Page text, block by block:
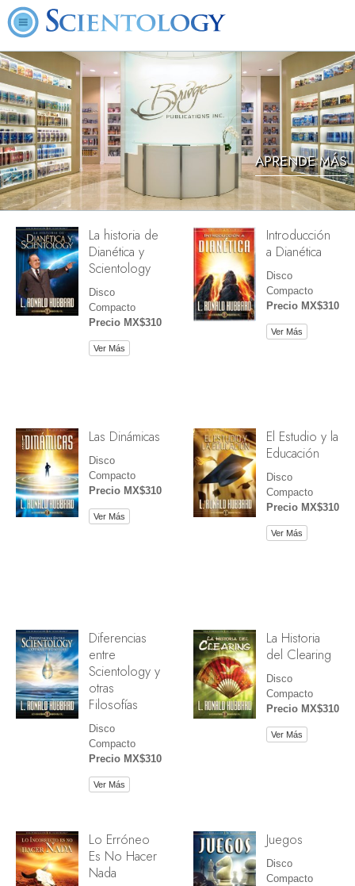
APRENDE MÁS
La historia de
Dianética y
Scientology
Disco
Compacto
Precio MX$310
Ver Más
Introducción
a Dianética
Disco
Compacto
Precio MX$310
Ver Más
Las Dinámicas
Disco
Compacto
Precio MX$310
Ver Más
El Estudio y la
Educación
Disco
Compacto
Precio MX$310
Ver Más
Diferencias
entre
Scientology y
otras
Filosofías
Disco
Compacto
Precio MX$310
Ver Más
La Historia
del Clearing
Disco
Compacto
Precio MX$310
Ver Más
Lo Erróneo
Es No Hacer
Nada
Juegos
Disco
Compacto